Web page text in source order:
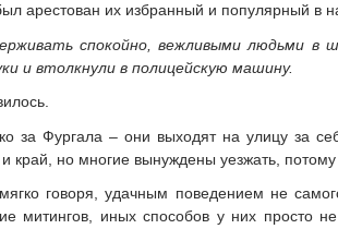
арестован их избранный и популярный в
спокойно, вежливыми людьми в
и втолкнули в полицейскую машину.
за Фургала – они выходят на улицу за
край, но многие вынуждены уезжать,
говоря, удачным поведением не
митингов, иных способов у них просто